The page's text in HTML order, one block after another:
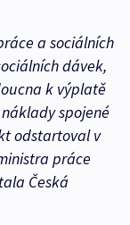
a sociálních
dávek,
k výplatě
spojené
odstartoval v
práce
Česká